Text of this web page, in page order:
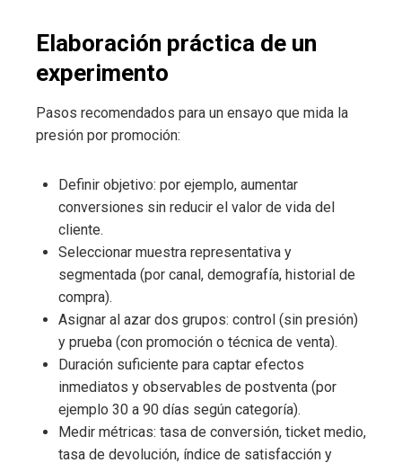
Elaboración práctica de un
experimento
Pasos recomendados para un ensayo que mida la
presión por promoción:
Definir objetivo: por ejemplo, aumentar
conversiones sin reducir el valor de vida del
cliente.
Seleccionar muestra representativa y
segmentada (por canal, demografía, historial de
compra).
Asignar al azar dos grupos: control (sin presión)
y prueba (con promoción o técnica de venta).
Duración suficiente para captar efectos
inmediatos y observables de postventa (por
ejemplo 30 a 90 días según categoría).
Medir métricas: tasa de conversión, ticket medio,
tasa de devolución, índice de satisfacción y